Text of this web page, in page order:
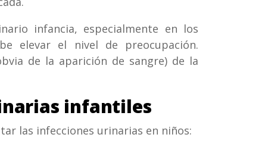
infancia, especialmente en los
elevar el nivel de preocupación.
de la aparición de sangre) de la
infantiles
las infecciones urinarias en niños: